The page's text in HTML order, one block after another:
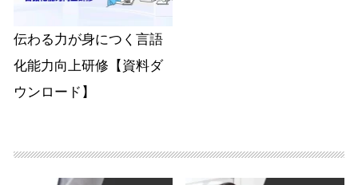
伝わる力が身につく言語
化能力向上研修【資料ダ
ウンロード】